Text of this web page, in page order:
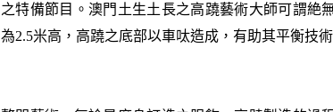
之特備節目。澳門土生土長之高蹺藝術大師可謂絶
為2.5米高，高蹺之底部以車呔造成，有助其平衡技術